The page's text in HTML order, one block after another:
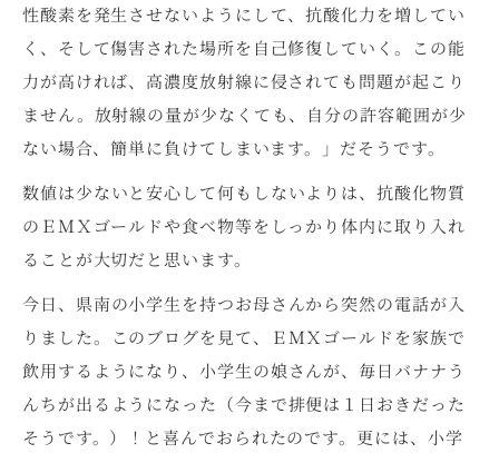
性酸素を発生させないようにして、抗酸化力を増してい
く、そして傷害された場所を自己修復していく。この能
力が高ければ、高濃度放射線に侵されても問題が起こり
ません。放射線の量が少なくても、自分の許容範囲が少
ない場合、簡単に負けてしまいます。」だそうです。
数値は少ないと安心して何もしないよりは、抗酸化物質
のＥＭＸゴールドや食べ物等をしっかり体内に取り入れ
ることが大切だと思います。
今日、県南の小学生を持つお母さんから突然の電話が入
りました。このブログを見て、ＥＭＸゴールドを家族で
飲用するようになり、小学生の娘さんが、毎日バナナう
んちが出るようになった（今まで排便は１日おきだった
そうです。）！と喜んでおられたのです。更には、小学